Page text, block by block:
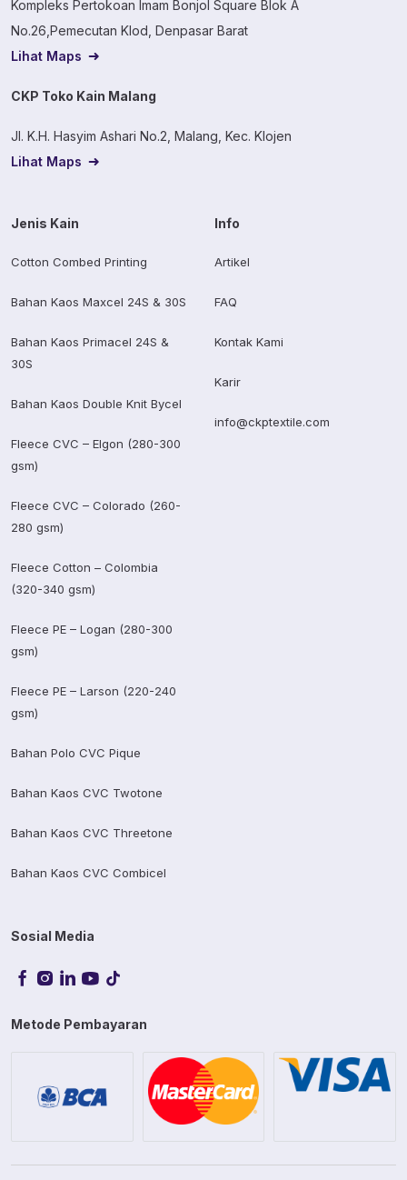
Kompleks Pertokoan Imam Bonjol Square Blok A
No.26,Pemecutan Klod, Denpasar Barat
Lihat Maps
CKP Toko Kain Malang
Jl. K.H. Hasyim Ashari No.2, Malang, Kec. Klojen
Lihat Maps
Jenis Kain
Cotton Combed Printing
Bahan Kaos Maxcel 24S & 30S
Bahan Kaos Primacel 24S &
30S
Bahan Kaos Double Knit Bycel
Fleece CVC – Elgon (280-300
gsm)
Fleece CVC – Colorado (260-
280 gsm)
Fleece Cotton – Colombia
(320-340 gsm)
Fleece PE – Logan (280-300
gsm)
Fleece PE – Larson (220-240
gsm)
Bahan Polo CVC Pique
Bahan Kaos CVC Twotone
Bahan Kaos CVC Threetone
Bahan Kaos CVC Combicel
Info
Artikel
FAQ
Kontak Kami
Karir
info@ckptextile.com
Sosial Media
Metode Pembayaran